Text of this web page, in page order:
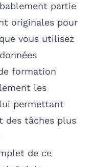
partie
originales pour
vous utilisez
formation
les
permettant
des tâches plus
de ce